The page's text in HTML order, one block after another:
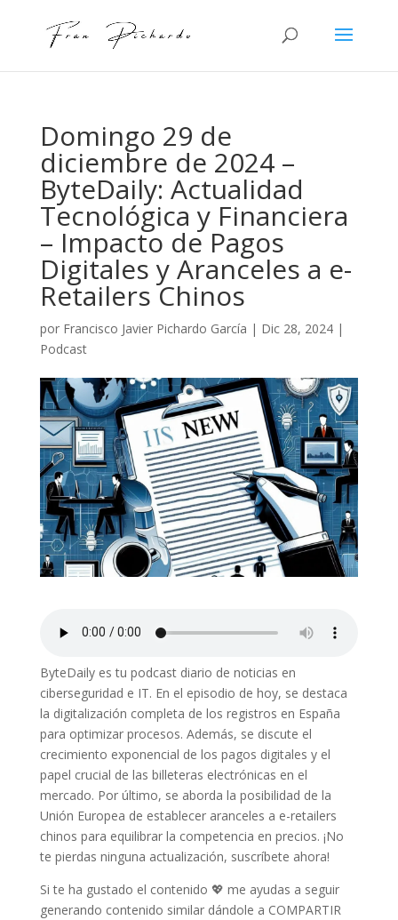
Domingo 29 de
diciembre de 2024 –
ByteDaily: Actualidad
Tecnológica y Financiera
– Impacto de Pagos
Digitales y Aranceles a e-
Retailers Chinos
por Francisco Javier Pichardo García | Dic 28, 2024|
Podcast
ByteDaily es tu podcast diario de noticias en
ciberseguridad e IT. En el episodio de hoy, se destaca
la digitalización completa de los registros en España
para optimizar procesos. Además, se discute el
crecimiento exponencial de los pagos digitales y el
papel crucial de las billeteras electrónicas en el
mercado. Por último, se aborda la posibilidad de la
Unión Europea de establecer aranceles a e-retailers
chinos para equilibrar la competencia en precios. ¡No
te pierdas ninguna actualización, suscríbete ahora!
Si te ha gustado el contenido 💖 me ayudas a seguir
generando contenido similar dándole a COMPARTIR